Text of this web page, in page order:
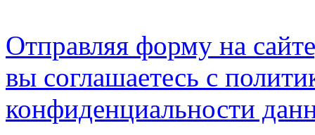
Отправляя форму на
вы соглашаетесь с
конфиденциальности